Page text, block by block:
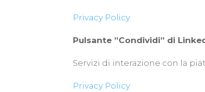
Privacy Policy
Pulsante ”Condividi” di
Servizi di interazione con la
Privacy Policy